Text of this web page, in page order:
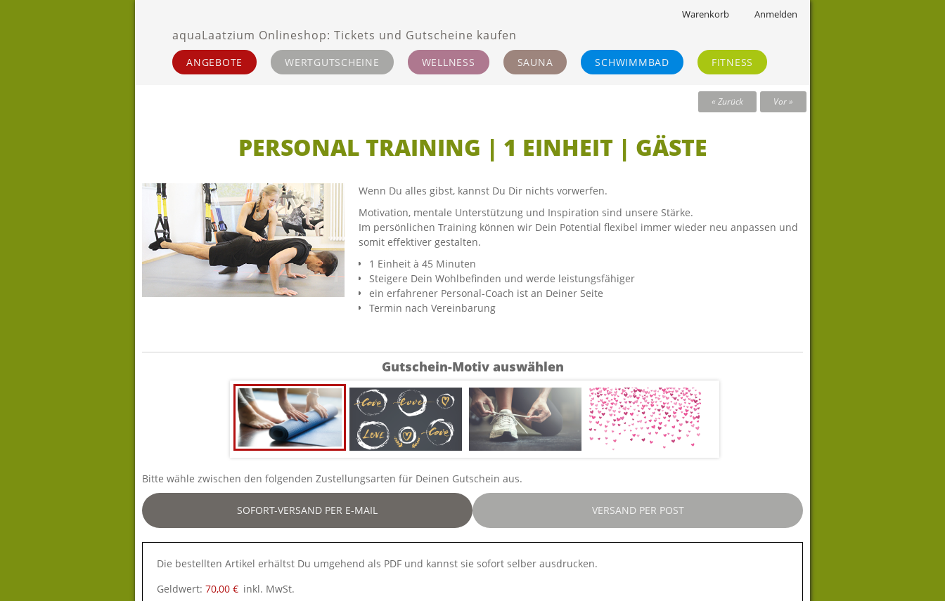
Warenkorb Anmelden
ANGEBOTE WERTGUTSCHEINE WELLNESS SAUNA SCHWIMMBAD FITNESS
« Zurück Vor »
PERSONAL TRAINING | 1 EINHEIT | GÄSTE
Wenn Du alles gibst, kannst Du Dir nichts vorwerfen.
Motivation, mentale Unterstützung und Inspiration sind unsere Stärke.
Im persönlichen Training können wir Dein Potential flexibel immer wieder neu anpassen und
somit effektiver gestalten.
1 Einheit à 45 Minuten
Steigere Dein Wohlbefinden und werde leistungsfähiger
ein erfahrener Personal-Coach ist an Deiner Seite
Termin nach Vereinbarung
Gutschein-Motiv auswählen
Bitte wähle zwischen den folgenden Zustellungsarten für Deinen Gutschein aus.
SOFORT-VERSAND PER E-MAIL VERSAND PER POST
Die bestellten Artikel erhältst Du umgehend als PDF und kannst sie sofort selber ausdrucken.
Geldwert: 70,00 € inkl. MwSt.